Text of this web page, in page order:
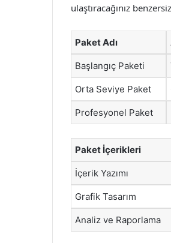
ulaştıracağınız
Paket Adı
Başlangıç Paketi
Orta Seviye Paket
Profesyonel Paket
Paket İçerikleri
İçerik Yazımı
Grafik Tasarım
Analiz ve Raporlama